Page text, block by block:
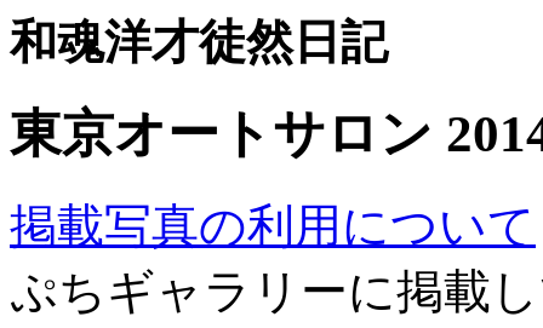
和魂洋才徒然日記
東京オートサロン
掲載写真の利用について
ぷちギャラリーに掲載